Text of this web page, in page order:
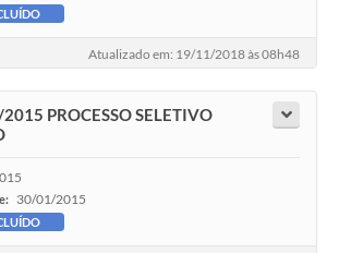
Atualizado em: 19/11/2018 às 08h48
PROCESSO SELETIVO
30/01/2015